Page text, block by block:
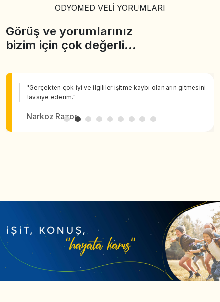
ODYOMED VELİ YORUMLARI
Görüş ve yorumlarınız
bizim için çok değerli…
"Gerçekten çok iyi ve ilgililer işitme kaybı olanların gitmesini
tavsiye ederim."
Narkoz Razor